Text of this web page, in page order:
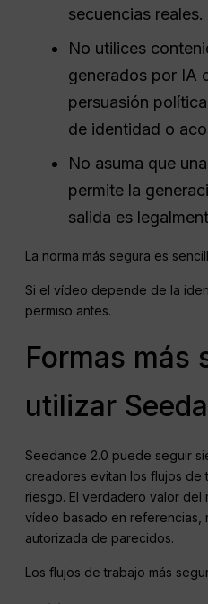
secuencias reales.
No utilices
generados por IA
persuasión
de identidad o
No asuma que
permite la
salida es
La norma más segura es
Si el vídeo depende de la
permiso antes.
Formas más
utilizar
Seedance 2.0 puede seguir
creadores evitan los flujos
riesgo. El verdadero valor del
vídeo basado en referencias,
autorizada de parecidos.
Los flujos de trabajo más